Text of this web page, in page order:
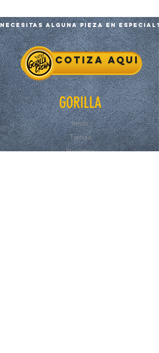
Necesitas alguna pieza en especial?
Cotiza aqui
GORILLA
Inicio
Tienda
Nosotros